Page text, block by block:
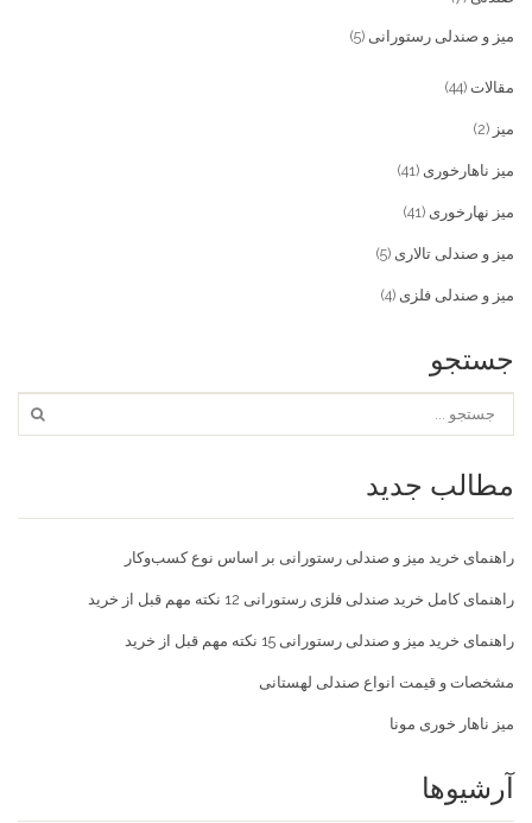
سوالات متداول
میز و صندلی رستورانی (5)
مقالات (44)
میز (2)
میز ناهارخوری (41)
میز نهارخوری (41)
میز و صندلی تالاری (5)
میز و صندلی فلزی (4)
جستجو
مطالب جدید
راهنمای خرید میز و صندلی رستورانی بر اساس نوع کسب‌و‌کار
راهنمای کامل خرید صندلی فلزی رستورانی 12 نکته مهم قبل از خرید
راهنمای خرید میز و صندلی رستورانی 15 نکته مهم قبل از خرید
مشخصات و قیمت انواع صندلی لهستانی
میز ناهار خوری مونا
آرشیوها